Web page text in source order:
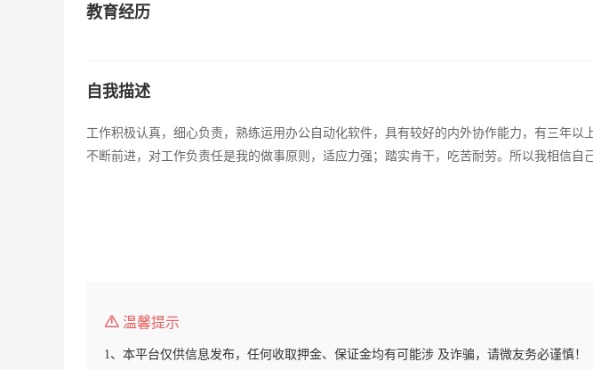
教育经历
自我描述
工作积极认真，细心负责，熟练运用办公自动化软件，具有较好的内外协作能力，有三年以
不断前进，对工作负责任是我的做事原则，适应力强；踏实肯干，吃苦耐劳。所以我相信自
温馨提示
1、本平台仅供信息发布，任何收取押金、保证金均有可能涉 及诈骗，请微友务必谨慎！